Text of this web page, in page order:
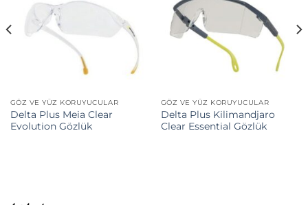
GÖZ VE YÜZ KORUYUCULAR
Delta Plus Meia Clear
Evolution Gözlük
GÖZ VE YÜZ KORUYUCULAR
Delta Plus Kilimandjaro
Clear Essential Gözlük